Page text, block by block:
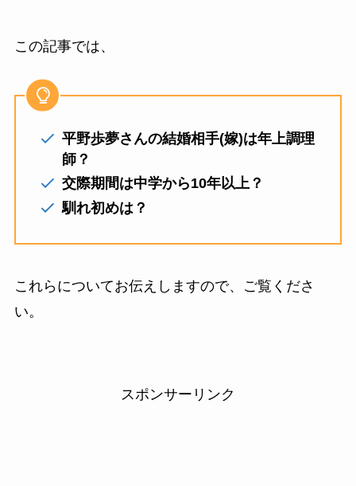
この記事では、
平野歩夢さんの結婚相手(嫁)は年上調理
師？
交際期間は中学から10年以上？
馴れ初めは？
これらについてお伝えしますので、ご覧くださ
い。
スポンサーリンク